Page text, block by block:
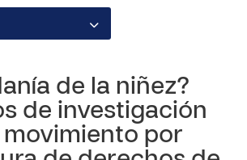
de la niñez?
de investigación
movimiento por